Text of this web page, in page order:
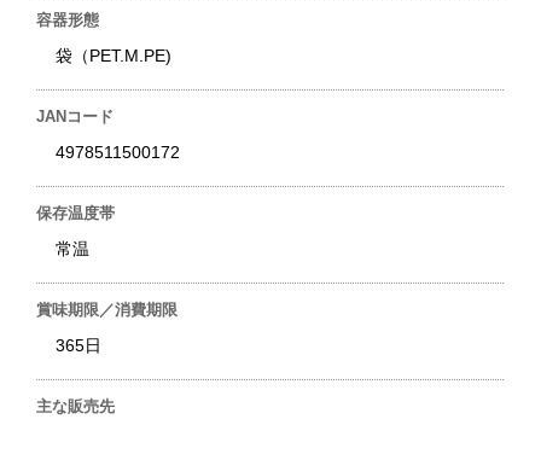
容器形態
袋（PET.M.PE)
JANコード
4978511500172
保存温度帯
常温
賞味期限／消費期限
365日
主な販売先